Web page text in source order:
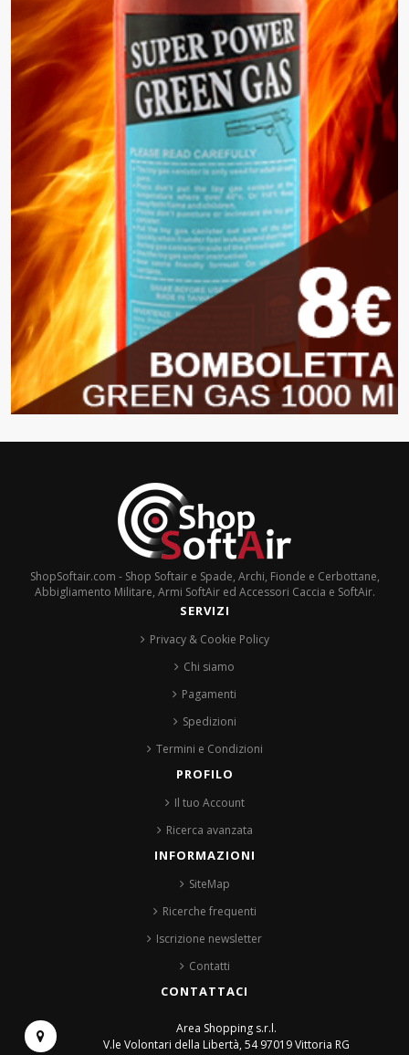
ShopSoftair.com - Shop Softair e Spade, Archi, Fionde e Cerbottane,
Abbigliamento Militare, Armi SoftAir ed Accessori Caccia e SoftAir.
SERVIZI
Privacy & Cookie Policy
Chi siamo
Pagamenti
Spedizioni
Termini e Condizioni
PROFILO
Il tuo Account
Ricerca avanzata
INFORMAZIONI
SiteMap
Ricerche frequenti
Iscrizione newsletter
Contatti
CONTATTACI
Area Shopping s.r.l.
V.le Volontari della Libertà, 5497019 Vittoria RG